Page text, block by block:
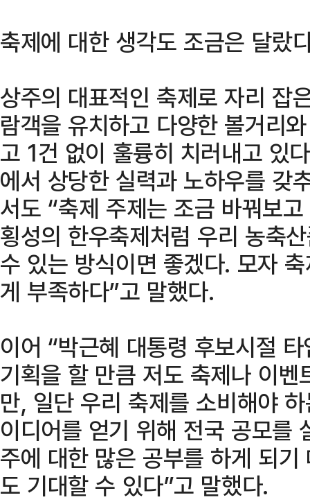
축제에 대한 생각도 조금은 달랐
상주의 대표적인 축제로 자리 잡
람객을 유치하고 다양한 볼거리
고 1건 없이 훌륭히 치러내고 있
에서 상당한 실력과 노하우를 갖
서도 “축제 주제는 조금 바꿔보
횡성의 한우축제처럼 우리 농축
수 있는 방식이면 좋겠다. 모자
게 부족하다”고 말했다.
이어 “박근혜 대통령 후보시절
기획을 할 만큼 저도 축제나 이
만, 일단 우리 축제를 소비해야
이디어를 얻기 위해 전국 공모를
주에 대한 많은 공부를 하게 되
도 기대할 수 있다”고 말했다.